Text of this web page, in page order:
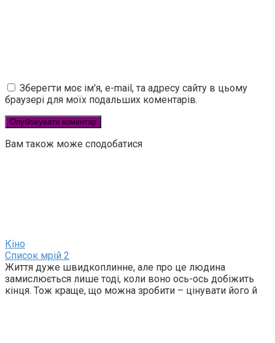
Зберегти моє ім'я, e-mail, та адресу сайту в цьому
браузері для моїх подальших коментарів.
Вам також може сподобатися
Кіно
Список мрій 2
Життя дуже швидкоплинне, але про це людина
замислюється лише тоді, коли воно ось-ось добіжить
кінця. Тож краще, що можна зробити – цінувати його й